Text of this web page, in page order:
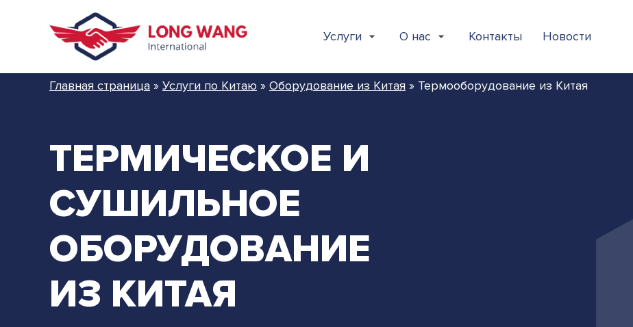
Услуги О нас Контакты Новости
Главная страница » Услуги по Китаю » Оборудование из Китая » Термооборудование из Китая
ТЕРМИЧЕСКОЕ И
СУШИЛЬНОЕ
ОБОРУДОВАНИЕ
ИЗ КИТАЯ